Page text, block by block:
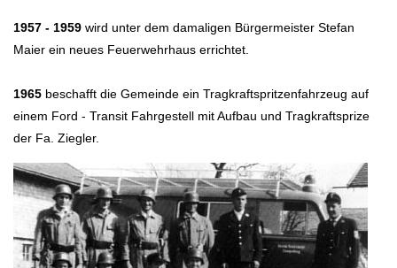
1957 - 1959 wird unter dem damaligen Bürgermeister Stefan
Maier ein neues Feuerwehrhaus errichtet.
1965 beschafft die Gemeinde ein Tragkraftspritzenfahrzeug auf
einem Ford - Transit Fahrgestell mit Aufbau und Tragkraftsprize
der Fa. Ziegler.